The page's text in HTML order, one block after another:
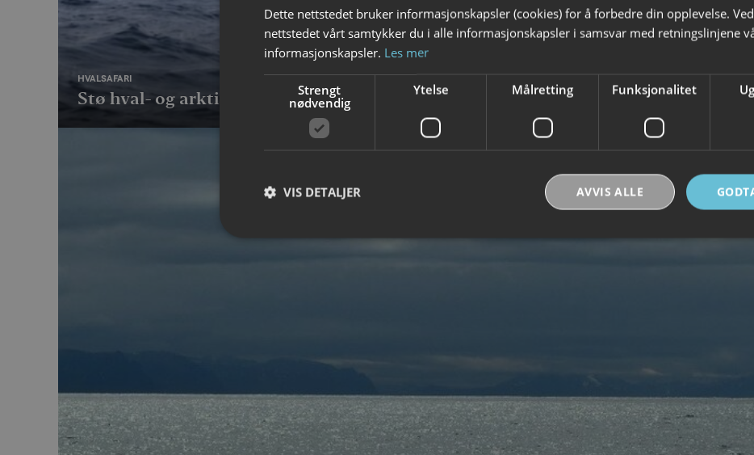
HVALSAFARI
Stø hval- og arktisk dyrelivsafari med Arctic Whale Tours
Dette nettstedet bruker informasjonskapsler (cookies) for å forbedre din opplevelse.
nettstedet vårt samtykker du i alle informasjonskapsler i samsvar med retningslinjene
informasjonskapsler. Les mer
Strengt
nødvendig
Ytelse Målretting Funksjonalitet
AVVIS ALLE
VIS DETALJER
Denne informasjonskapselen brukes til å skille mellom
rapporter om bruken av nettstedet.
CookieScriptConsent
CookieScript
.visitlofoten.com
6 måneder
Denne informasjonskapselen brukes av Cookie-
tjenesten for å huske innstillingene for besøkendes
informasjonskapsel. Det er nødvendig at Cookie-